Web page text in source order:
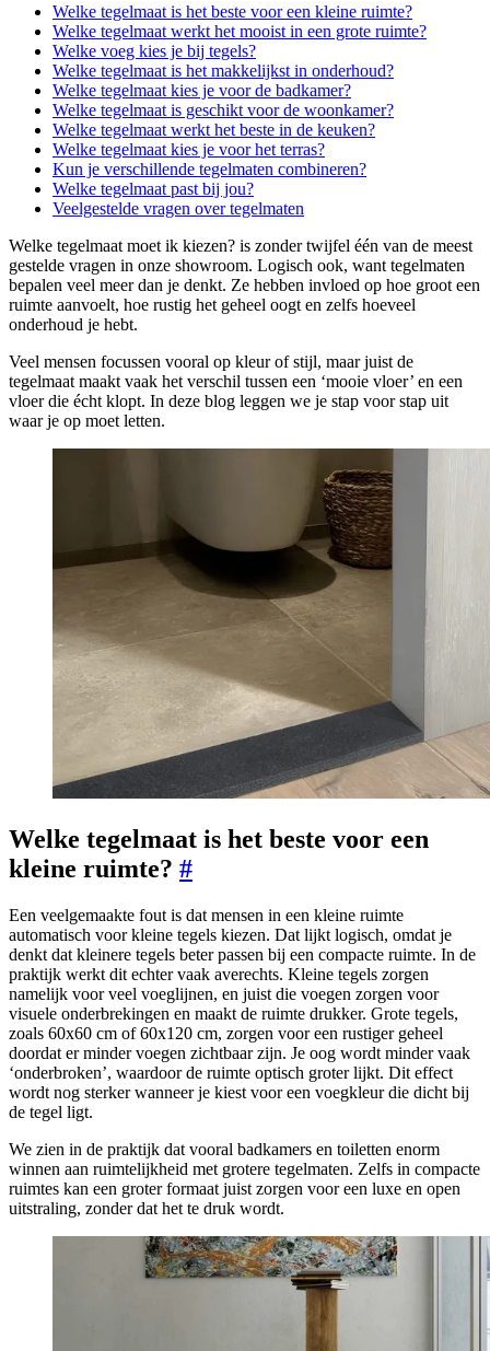
Welke tegelmaat is het beste voor een kleine ruimte?
Welke tegelmaat werkt het mooist in een grote ruimte?
Welke voeg kies je bij tegels?
Welke tegelmaat is het makkelijkst in onderhoud?
Welke tegelmaat kies je voor de badkamer?
Welke tegelmaat is geschikt voor de woonkamer?
Welke tegelmaat werkt het beste in de keuken?
Welke tegelmaat kies je voor het terras?
Kun je verschillende tegelmaten combineren?
Welke tegelmaat past bij jou?
Veelgestelde vragen over tegelmaten
Welke tegelmaat moet ik kiezen? is zonder twijfel één van de meest
gestelde vragen in onze showroom. Logisch ook, want tegelmaten
bepalen veel meer dan je denkt. Ze hebben invloed op hoe groot een
ruimte aanvoelt, hoe rustig het geheel oogt en zelfs hoeveel
onderhoud je hebt.
Veel mensen focussen vooral op kleur of stijl, maar juist de
tegelmaat maakt vaak het verschil tussen een ‘mooie vloer’ en een
vloer die écht klopt. In deze blog leggen we je stap voor stap uit
waar je op moet letten.
Welke tegelmaat is het beste voor een
kleine ruimte? #
Een veelgemaakte fout is dat mensen in een kleine ruimte
automatisch voor kleine tegels kiezen. Dat lijkt logisch, omdat je
denkt dat kleinere tegels beter passen bij een compacte ruimte. In de
praktijk werkt dit echter vaak averechts. Kleine tegels zorgen
namelijk voor veel voeglijnen, en juist die voegen zorgen voor
visuele onderbrekingen en maakt de ruimte drukker. Grote tegels,
zoals 60x60 cm of 60x120 cm, zorgen voor een rustiger geheel
doordat er minder voegen zichtbaar zijn. Je oog wordt minder vaak
‘onderbroken’, waardoor de ruimte optisch groter lijkt. Dit effect
wordt nog sterker wanneer je kiest voor een voegkleur die dicht bij
de tegel ligt.
We zien in de praktijk dat vooral badkamers en toiletten enorm
winnen aan ruimtelijkheid met grotere tegelmaten. Zelfs in compacte
ruimtes kan een groter formaat juist zorgen voor een luxe en open
uitstraling, zonder dat het te druk wordt.